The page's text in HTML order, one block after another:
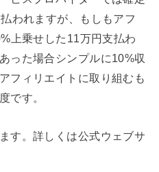
われますが、もしもアフ
上乗せした11万円支払わ
った場合シンプルに10%収
フィリエイトに取り組むも
です。
す。詳しくは公式ウェブサ